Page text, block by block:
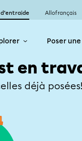
Allofrançais
Poser
en
déjà